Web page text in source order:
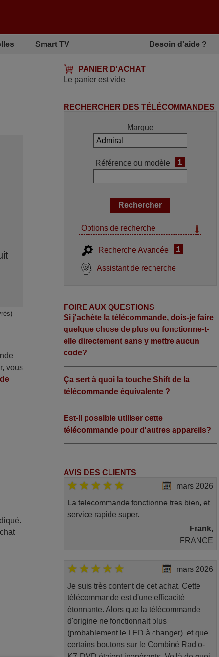
Smart TV Besoin d'aide ?
PANIER D'ACHAT
Le panier est vide
vous
RECHERCHER DES TÉLÉCOMMANDES
Marque
Référence ou modèle i
Options de recherche
Recherche Avancée i
Assistant de recherche
FOIRE AUX QUESTIONS
Si j'achète la télécommande, dois-je faire
quelque chose de plus ou fonctionne-t-
elle directement sans y mettre aucun
code?
Ça sert à quoi la touche Shift de la
télécommande équivalente ?
Est-il possible utiliser cette
télécommande pour d'autres appareils?
AVIS DES CLIENTS
mars 2026
La telecommande fonctionne tres bien, et
service rapide super.
Frank,
FRANCE
mars 2026
Je suis très content de cet achat. Cette
télécommande est d'une efficacité
étonnante. Alors que la télécommande
d'origine ne fonctionnait plus
(probablement le LED à changer), et que
certains boutons sur le Combiné Radio-